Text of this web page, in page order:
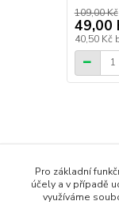
109,00 Kč
49,00
40,50 Kč
DVD filmy
Pro základní
účely a v případě
využíváme